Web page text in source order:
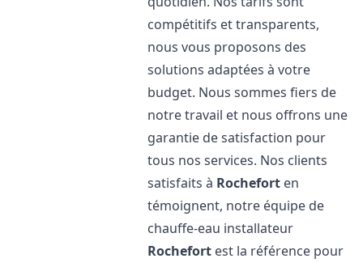
compétitifs et transparents,
nous vous proposons des
solutions adaptées à votre
budget. Nous sommes fiers de
notre travail et nous offrons une
garantie de satisfaction pour
tous nos services. Nos clients
satisfaits à Rochefort en
témoignent, notre équipe de
chauffe-eau installateur
Rochefort est la référence pour